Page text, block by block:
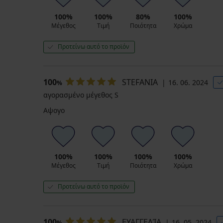
ALL25
κωδικός
ALL25
100%
Μέγεθος
100%
Τιμή
80%
Ποιότητα
100%
Χρώμα
Προτείνω αυτό το προϊόν
100% STEFANIA 16. 06. 2024
αγορασμένο μέγεθος S
Αψογο
100%
Μέγεθος
100%
Τιμή
100%
Ποιότητα
100%
Χρώμα
Προτείνω αυτό το προϊόν